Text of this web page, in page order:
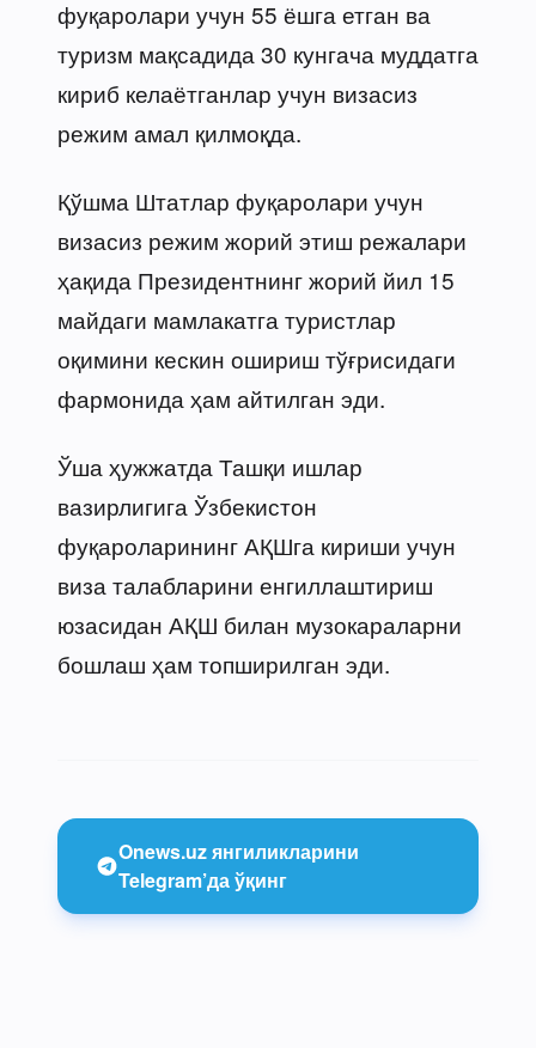
фуқаролари учун 55 ёшга етган ва
туризм мақсадида 30 кунгача муддатга
кириб келаётганлар учун визасиз
режим амал қилмоқда.
Қўшма Штатлар фуқаролари учун
визасиз режим жорий этиш режалари
ҳақида Президентнинг жорий йил 15
майдаги мамлакатга туристлар
оқимини кескин ошириш тўғрисидаги
фармонида ҳам айтилган эди.
Ўша ҳужжатда Ташқи ишлар
вазирлигига Ўзбекистон
фуқароларининг АҚШга кириши учун
виза талабларини енгиллаштириш
юзасидан АҚШ билан музокараларни
бошлаш ҳам топширилган эди.
Onews.uz янгиликларини
Telegram’да ўқинг